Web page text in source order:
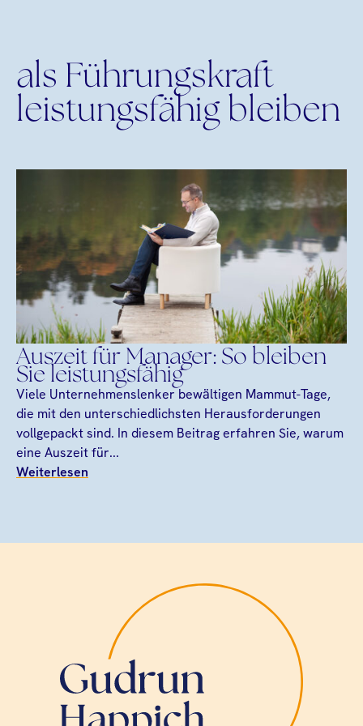
als Führungskraft
leistungsfähig bleiben
Auszeit für Manager: So bleiben
Sie leistungsfähig
Viele Unternehmenslenker bewältigen Mammut-Tage,
die mit den unterschiedlichsten Herausforderungen
vollgepackt sind. In diesem Beitrag erfahren Sie, warum
eine Auszeit für...
Weiterlesen